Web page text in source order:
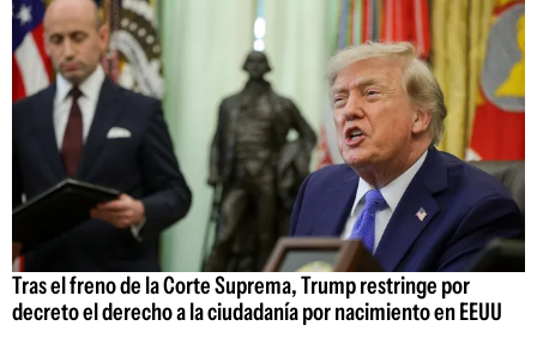
Tras el freno de la Corte Suprema, Trump restringe por
decreto el derecho a la ciudadanía por nacimiento en EEUU